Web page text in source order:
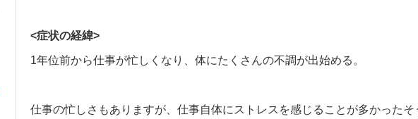
<症状の経緯>
1年位前から仕事が忙しくなり、体にたくさんの不調が出始める。
仕事の忙しさもありますが、仕事自体にストレスを感じることが多かったそ